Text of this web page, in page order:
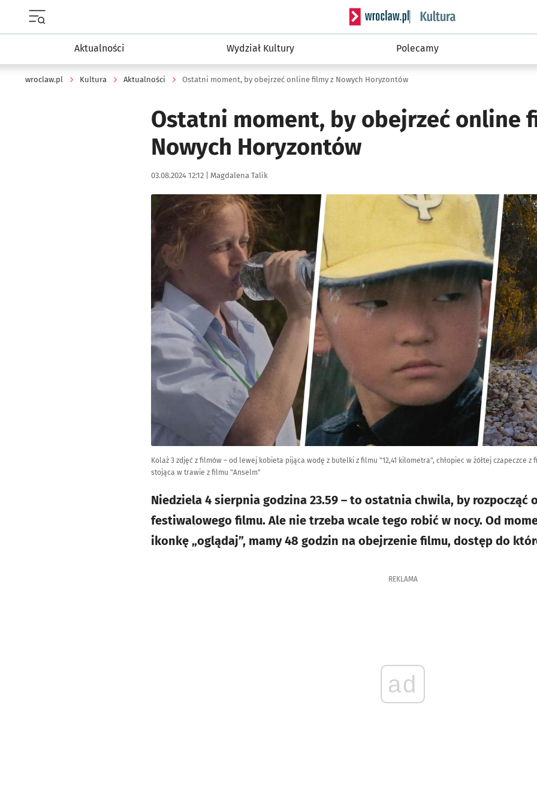
Serwis informacyjny wroclaw.pl podserwis:
Aktualności Wydział Kultury Polecamy
wroclaw.pl Kultura Aktualności Ostatni moment, by obejrzeć online filmy z Nowych Horyzontów
Ostatni moment, by obejrzeć online
Nowych Horyzontów
Data publikacji:
03.08.2024 12:12 | Autor:
Magdalena Talik
Kliknij, aby powiększyć
Kolaż 3 zdjęć z filmów – od lewej kobieta pijąca wodę z butelki z filmu "12,41 kilometra", chłopiec w żółtej czapeczce z
stojąca w trawie z filmu "Anselm"
Niedziela 4 sierpnia godzina 23.59 – to ostatnia chwila, by rozpocząć
festiwalowego filmu. Ale nie trzeba wcale tego robić w nocy. Od
ikonkę „oglądaj”, mamy 48 godzin na obejrzenie filmu, dostęp do
REKLAMA
ad